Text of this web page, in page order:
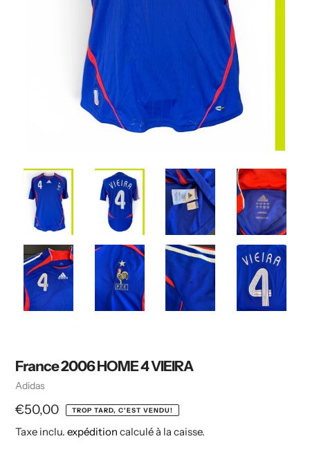
France 2006 HOME 4 VIEIRA
Vendeuse
Adidas
Prix
€50,00 TROP TARD, C'EST VENDU!
Taxe inclu. expédition calculé à la caisse.